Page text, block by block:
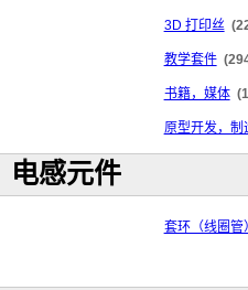
3D 打印丝
教学套件
书籍，媒体
原型开发，制
电感元件
套环（线圈管